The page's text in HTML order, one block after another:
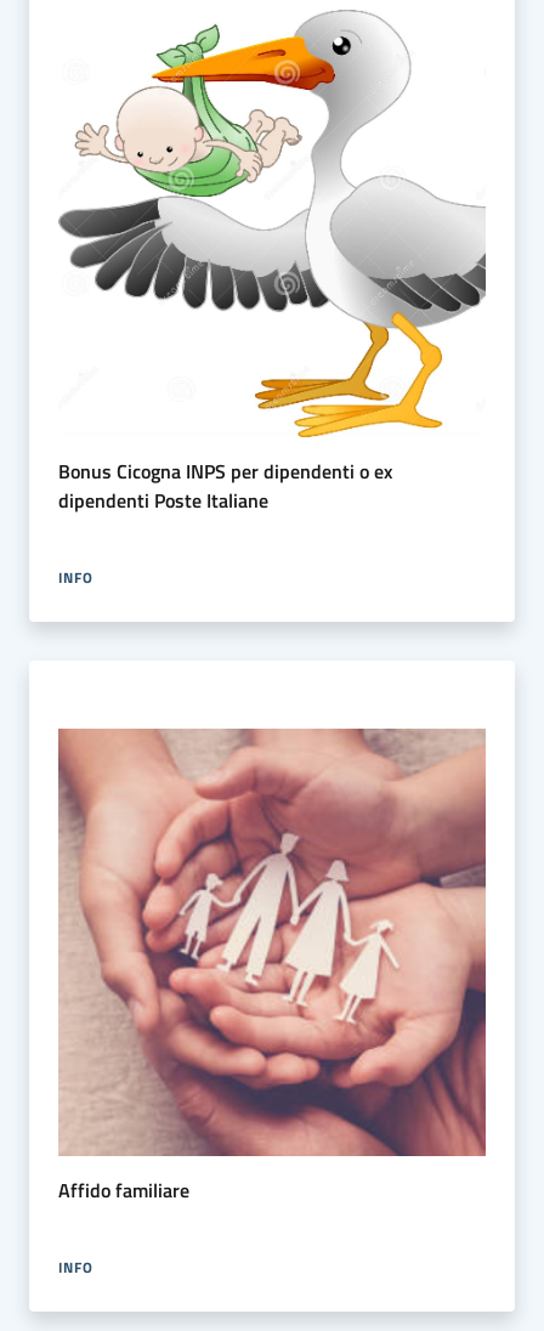
Bonus Cicogna INPS per dipendenti o ex
dipendenti Poste Italiane
INFO
Affido familiare
INFO